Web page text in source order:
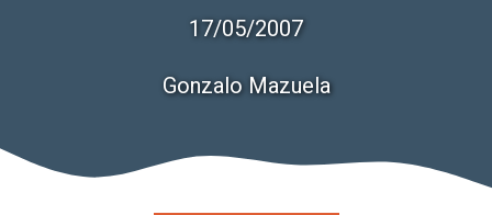
17/05/2007
Gonzalo Mazuela